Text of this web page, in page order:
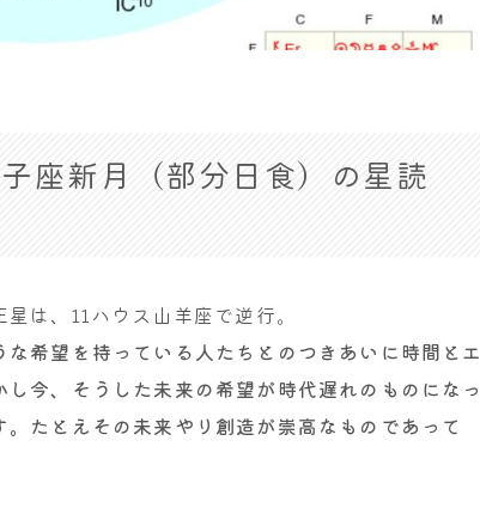
座新月（部分日食）の星読
は、11ハウス山羊座で逆行。
希望を持っている人たちとのつきあいに時間とエ
今、そうした未来の希望が時代遅れのものになっ
たとえその未来やり創造が崇高なものであって